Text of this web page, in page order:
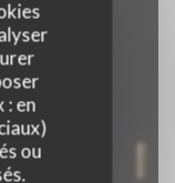
: en
ou
SOORTS-